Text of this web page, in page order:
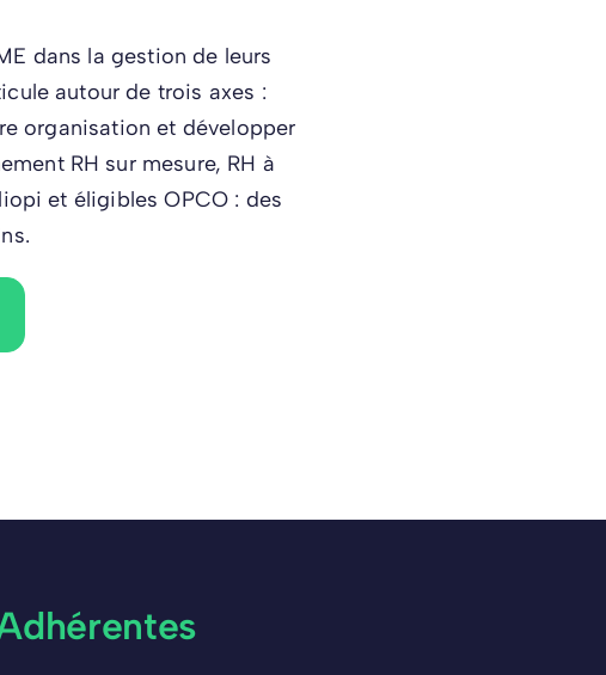
dans la gestion de leurs
autour de trois axes :
organisation et développer
RH sur mesure, RH à
et éligibles OPCO : des